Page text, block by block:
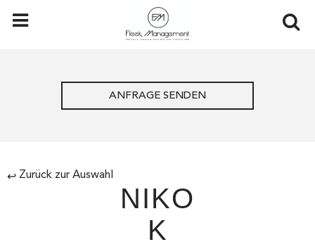
ANFRAGE SENDEN
↩ Zurück zur Auswahl
NIKO
K